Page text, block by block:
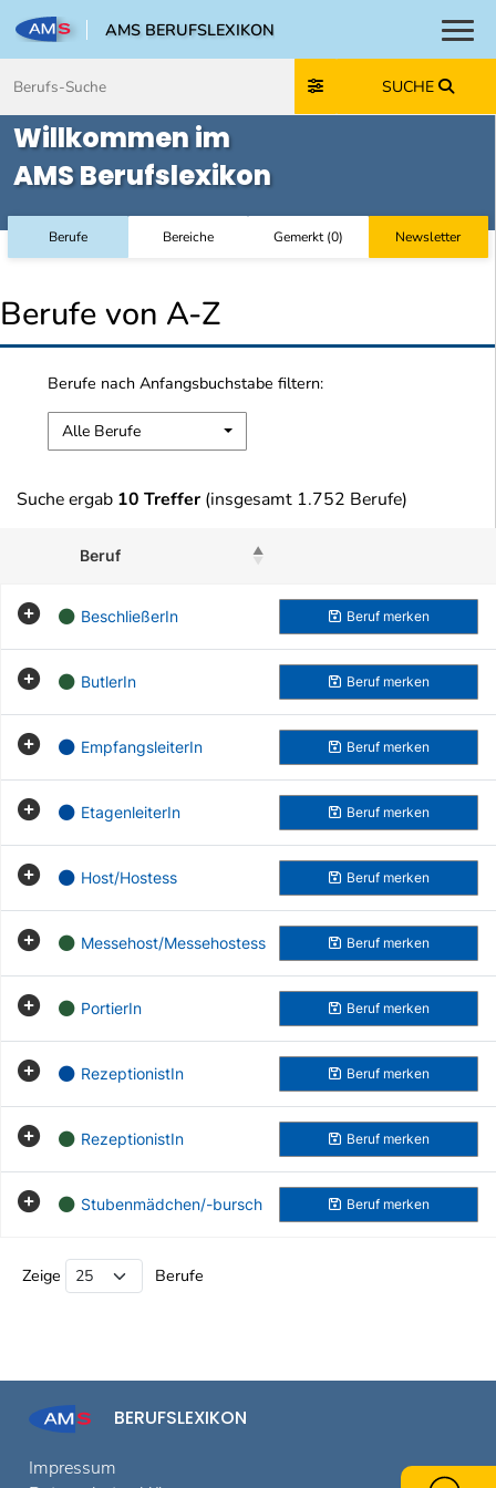
AMS BERUFSLEXIKON
SUCHE
Willkommen im
AMS Berufslexikon
Berufe Bereiche Gemerkt(0) Newsletter
Berufe von A-Z
Berufe nach Anfangsbuchstabe filtern:
Alle Berufe
Suche ergab 10 Treffer (insgesamt 1.752 Berufe)
Beruf
BeschließerIn Beruf merken
ButlerIn Beruf merken
EmpfangsleiterIn Beruf merken
EtagenleiterIn Beruf merken
Host/Hostess Beruf merken
Messehost/Messehostess Beruf merken
PortierIn Beruf merken
RezeptionistIn Beruf merken
RezeptionistIn Beruf merken
Stubenmädchen/-bursch Beruf merken
Zeige Berufe
BERUFSLEXIKON
Impressum